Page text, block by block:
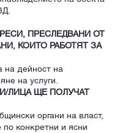
ПРЕСЛЕДВАНИ ОТ
КОИТО РАБОТЯТ ЗА
на дейност на
на услуги.
ЛИЦА ЩЕ ПОЛУЧАТ
органи на власт,
по конкретни и ясни